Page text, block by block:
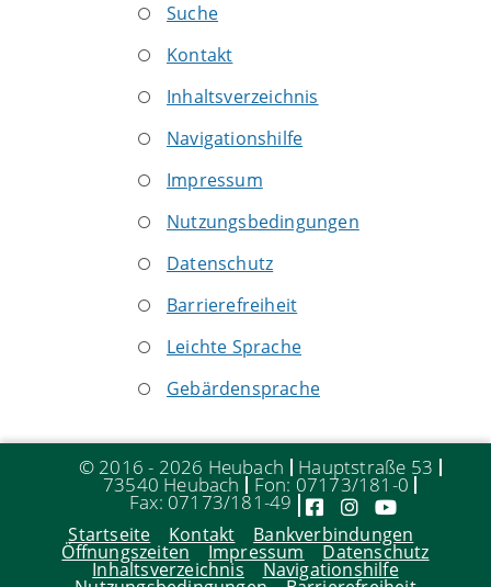
Suche
Kontakt
Inhaltsverzeichnis
Navigationshilfe
Impressum
Nutzungsbedingungen
Datenschutz
Barrierefreiheit
Leichte Sprache
Gebärdensprache
© 2016 - 2026 Heubach Hauptstraße 53
73540 Heubach Fon: 07173/181-0
Fax: 07173/181-49
Startseite Kontakt Bankverbindungen
Öffnungszeiten Impressum Datenschutz
Inhaltsverzeichnis Navigationshilfe